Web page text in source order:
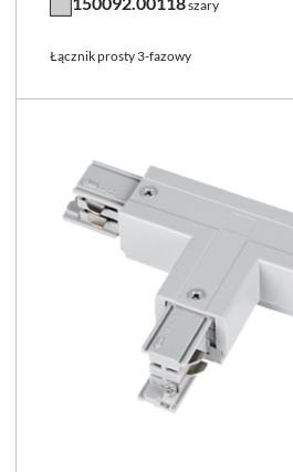
szary
Łącznik prosty 3-fazowy